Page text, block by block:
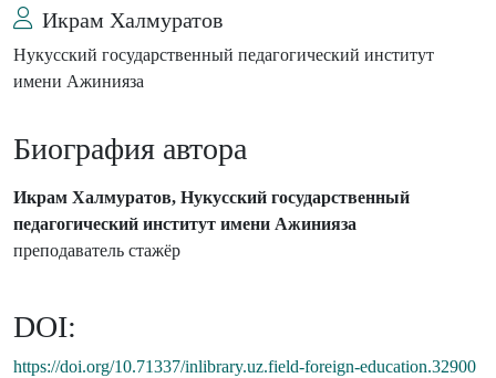
Икрам Халмуратов
Нукусский государственный педагогический институт
имени Ажинияза
Биография автора
Икрам Халмуратов, Нукусский государственный
педагогический институт имени Ажинияза
преподаватель стажёр
DOI:
https://doi.org/10.71337/inlibrary.uz.field-foreign-education.32900